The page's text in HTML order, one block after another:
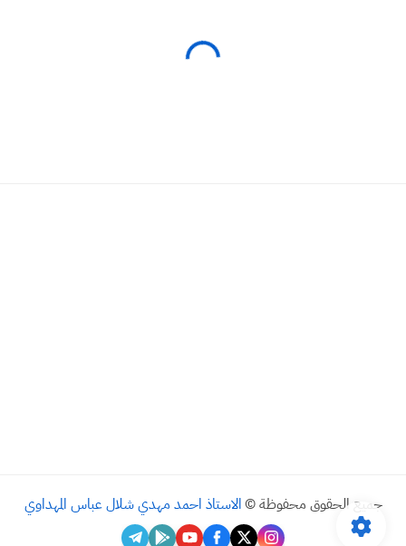
جميع الحقوق محفوظة © الاستاذ احمد مهدي شلال عباس المهداوي